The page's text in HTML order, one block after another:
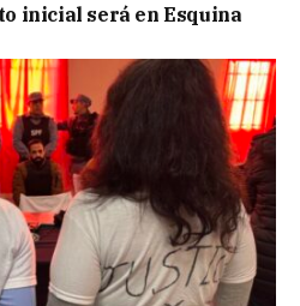
inicial será en Esquina